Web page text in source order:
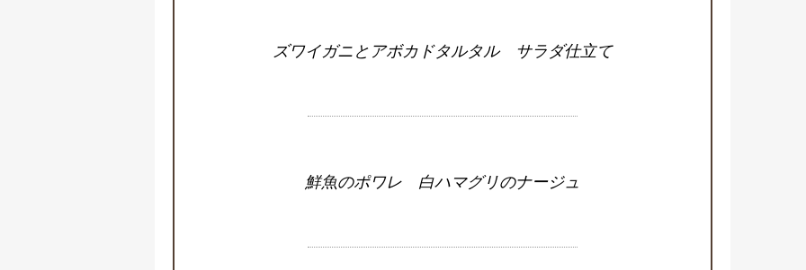
ズワイガニとアボカドタルタル サラダ仕立て
鮮魚のポワレ 白ハマグリのナージュ